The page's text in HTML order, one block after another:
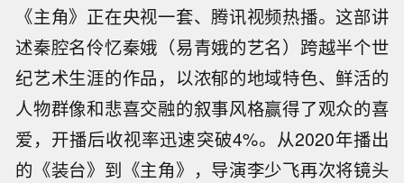
《主角》正在央视一套、腾讯视频热播。这部讲
述秦腔名伶忆秦娥（易青娥的艺名）跨越半个世
纪艺术生涯的作品，以浓郁的地域特色、鲜活的
人物群像和悲喜交融的叙事风格赢得了观众的喜
爱，开播后收视率迅速突破4%。从2020年播出
的《装台》到《主角》，导演李少飞再次将镜头